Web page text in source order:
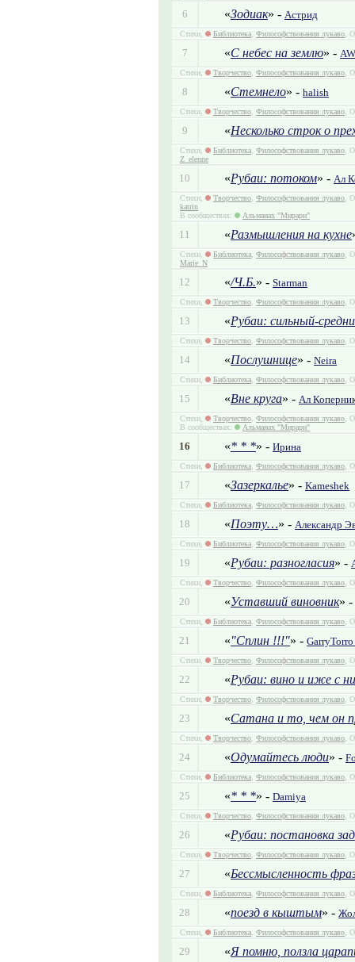
6 «Зодиак» - Астрид
Стихи, Библиотека Философствования лукаво ,
7 «С небес на землю» - AW
Стихи, Творчество Философствования лукаво ,
8 «Стемнело» - halish
Стихи, Творчество Философствования лукаво ,
9 «Несколько строк о
Стихи, Библиотека Философствования лукаво ,
Z_elenne
10 «Рубаи: потоком» - Ал
Стихи, Творчество Философствования лукаво ,
katrin
В сообществах:
Альманах "Мирари"
11 «Размышления на кухне
Стихи, Библиотека Философствования лукаво ,
Marie_N
12 «/Ч.Б.» - Starman
Стихи, Творчество Философствования лукаво ,
13 «Рубаи: сильный-
Стихи, Творчество Философствования лукаво ,
14 «Послушнице» - Neira
Стихи, Библиотека Философствования лукаво ,
15 «Вне круга» - Ал
Стихи, Творчество Философствования лукаво ,
В сообществах:
Альманах "Мирари"
16 «* * *» - Ирина
Стихи, Библиотека Философствования лукаво ,
17 «Зазеркалье» - Kameshek
Стихи, Библиотека Философствования лукаво ,
18 «Поэту…» - Александр
Стихи, Библиотека Философствования лукаво ,
19 «Рубаи: разногласия» -
Стихи, Творчество Философствования лукаво ,
20 «Уставший виновник» -
Стихи, Библиотека Философствования лукаво ,
21 «"Сплин !!!"» -
Стихи, Творчество Философствования лукаво ,
22 «Рубаи: вино и иже с
Стихи, Творчество Философствования лукаво ,
23 «Сатана и то, чем он
Стихи, Творчество Философствования лукаво ,
24 «Одумайтесь люди» -
Стихи, Библиотека Философствования лукаво ,
25 «* * *» - Damiya
Стихи, Творчество Философствования лукаво ,
26 «Рубаи: постановка
Стихи, Творчество Философствования лукаво ,
27 «Бессмысленность
Стихи, Библиотека Философствования лукаво ,
28 «поезд в кыштым» -
Стихи, Библиотека Философствования лукаво ,
29 «Я помню, ползла